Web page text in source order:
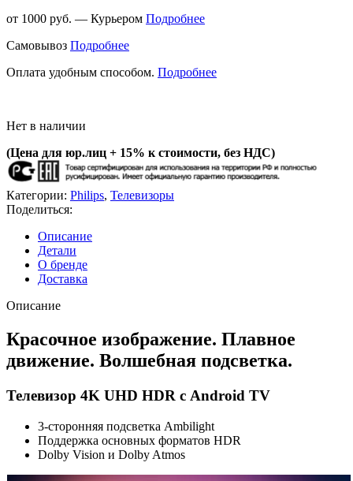
от 1000 руб. — Курьером Подробнее
Самовывоз Подробнее
Оплата удобным способом. Подробнее
Нет в наличии
(Цена для юр.лиц + 15% к стоимости, без НДС)
Категории: Philips, Телевизоры
Поделиться:
Описание
Детали
О бренде
Доставка
Описание
Красочное изображение. Плавное
движение. Волшебная подсветка.
Телевизор 4K UHD HDR с Android TV
3-сторонняя подсветка Ambilight
Поддержка основных форматов HDR
Dolby Vision и Dolby Atmos